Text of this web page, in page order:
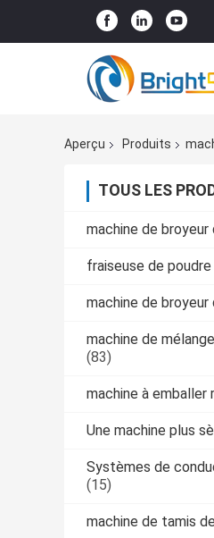
Aperçu
Produits
TOUS LES
machine de broyeur
fraiseuse de poudre
machine de broyeur
machine de
(83)
machine à emballer
Une machine plus
Systèmes de
(15)
machine de tamis